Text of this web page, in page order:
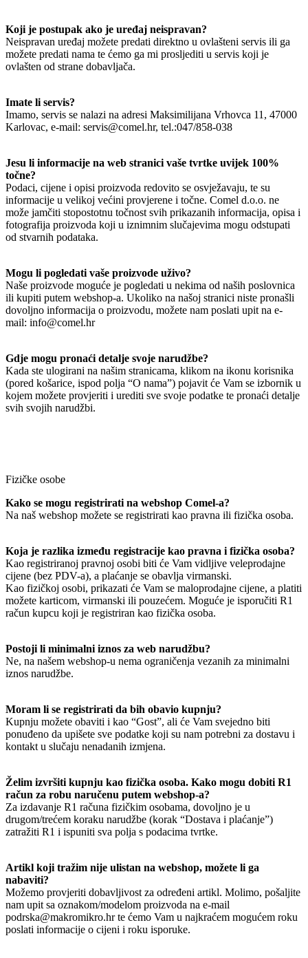
Koji je postupak ako je uređaj neispravan?
Neispravan uređaj možete predati direktno u ovlašteni servis ili ga
možete predati nama te ćemo ga mi prosljediti u servis koji je
ovlašten od strane dobavljača.
Imate li servis?
Imamo, servis se nalazi na adresi Maksimilijana Vrhovca 11, 47000
Karlovac, e-mail: servis@comel.hr, tel.:047/858-038
Jesu li informacije na web stranici vaše tvrtke uvijek 100%
točne?
Podaci, cijene i opisi proizvoda redovito se osvježavaju, te su
informacije u velikoj većini provjerene i točne. Comel d.o.o. ne
može jamčiti stopostotnu točnost svih prikazanih informacija, opisa i
fotografija proizvoda koji u iznimnim slučajevima mogu odstupati
od stvarnih podataka.
Mogu li pogledati vaše proizvode uživo?
Naše proizvode moguće je pogledati u nekima od naših poslovnica
ili kupiti putem webshop-a. Ukoliko na našoj stranici niste pronašli
dovoljno informacija o proizvodu, možete nam poslati upit na e-
mail: info@comel.hr
Gdje mogu pronaći detalje svoje narudžbe?
Kada ste ulogirani na našim stranicama, klikom na ikonu korisnika
(pored košarice, ispod polja “O nama”) pojavit će Vam se izbornik u
kojem možete provjeriti i urediti sve svoje podatke te pronaći detalje
svih svojih narudžbi.
Fizičke osobe
Kako se mogu registrirati na webshop Comel-a?
Na naš webshop možete se registrirati kao pravna ili fizička osoba.
Koja je razlika između registracije kao pravna i fizička osoba?
Kao registriranoj pravnoj osobi biti će Vam vidljive veleprodajne
cijene (bez PDV-a), a plaćanje se obavlja virmanski.
Kao fizičkoj osobi, prikazati će Vam se maloprodajne cijene, a platiti
možete karticom, virmanski ili pouzećem. Moguće je isporučiti R1
račun kupcu koji je registriran kao fizička osoba.
Postoji li minimalni iznos za web narudžbu?
Ne, na našem webshop-u nema ograničenja vezanih za minimalni
iznos narudžbe.
Moram li se registrirati da bih obavio kupnju?
Kupnju možete obaviti i kao “Gost”, ali će Vam svejedno biti
ponuđeno da upišete sve podatke koji su nam potrebni za dostavu i
kontakt u slučaju nenadanih izmjena.
Želim izvršiti kupnju kao fizička osoba. Kako mogu dobiti R1
račun za robu naručenu putem webshop-a?
Za izdavanje R1 računa fizičkim osobama, dovoljno je u
drugom/trećem koraku narudžbe (korak “Dostava i plaćanje”)
zatražiti R1 i ispuniti sva polja s podacima tvrtke.
Artikl koji tražim nije ulistan na webshop, možete li ga
nabaviti?
Možemo provjeriti dobavljivost za određeni artikl. Molimo, pošaljite
nam upit sa oznakom/modelom proizvoda na e-mail
podrska@makromikro.hr te ćemo Vam u najkraćem mogućem roku
poslati informacije o cijeni i roku isporuke.